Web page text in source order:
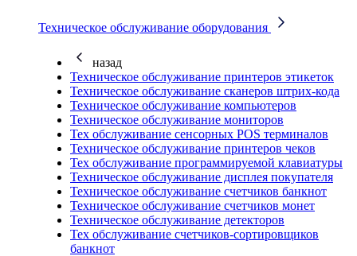
Техническое обслуживание оборудования
назад
Техническое обслуживание принтеров этикеток
Техническое обслуживание сканеров штрих-кода
Техническое обслуживание компьютеров
Техническое обслуживание мониторов
Тех обслуживание сенсорных POS терминалов
Техническое обслуживание принтеров чеков
Тех обслуживание программируемой клавиатуры
Техническое обслуживание дисплея покупателя
Техническое обслуживание счетчиков банкнот
Техническое обслуживание счетчиков монет
Техническое обслуживание детекторов
Тех обслуживание счетчиков-сортировщиков
банкнот